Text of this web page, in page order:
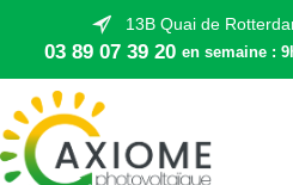
13B Quai de
03 89 07 39 20 en semaine :